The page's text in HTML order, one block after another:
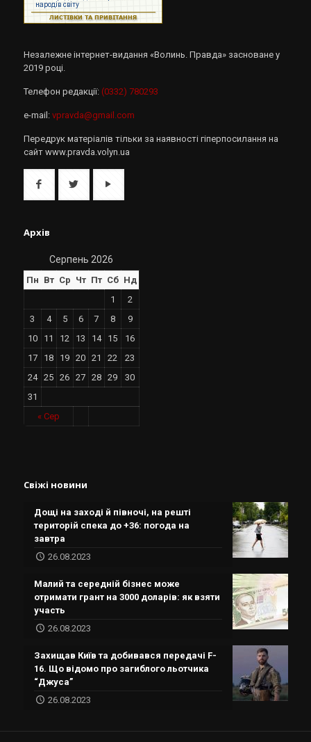
Незалежне інтернет-видання «Волинь. Правда» засноване у
2019 році.
Телефон редакції: (0332) 780293
e-mail: vpravda@gmail.com
Передрук матеріалів тільки за наявності гіперпосилання на
сайт www.pravda.volyn.ua
Архів
Серпень 2026
Пн Вт Ср Чт Пт Сб Нд
« Сер
1
2
3
4 5 6 7 8
9
10
11 12 13 14 15
16
17
18 19 20 21 22
23
24
25 26 27 28 29
30
31
Свіжі новини
Дощі на заході й півночі, на решті
територій спека до +36: погода на
завтра
26.08.2023
Малий та середній бізнес може
отримати грант на 3000 доларів: як взяти
участь
26.08.2023
Захищав Київ та добивався передачі F-
16. Що відомо про загиблого льотчика
“Джуса”
26.08.2023